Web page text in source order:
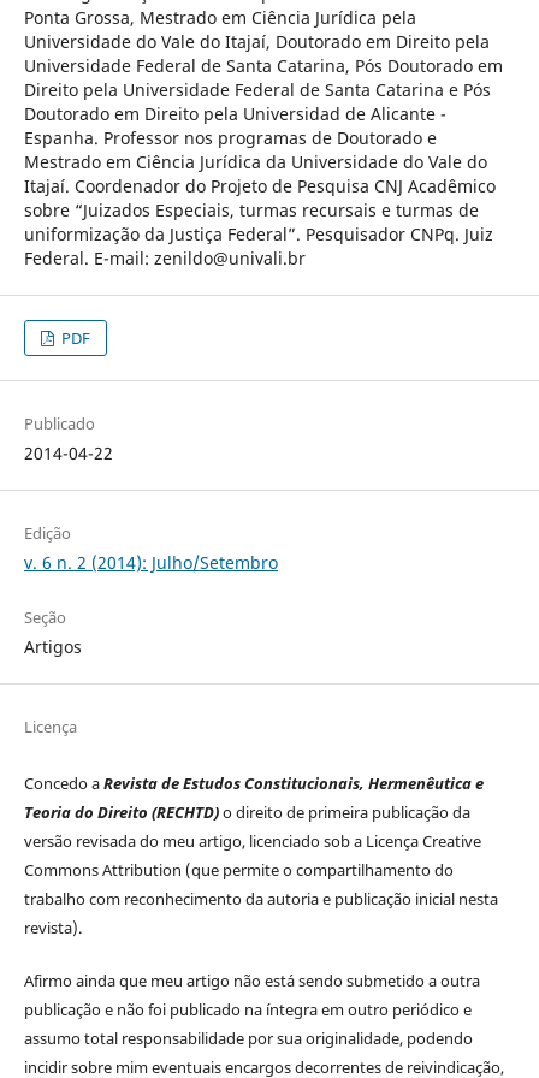
Ponta Grossa, Mestrado em Ciência Jurídica pela
Universidade do Vale do Itajaí, Doutorado em Direito pela
Universidade Federal de Santa Catarina, Pós Doutorado em
Direito pela Universidade Federal de Santa Catarina e Pós
Doutorado em Direito pela Universidad de Alicante -
Espanha. Professor nos programas de Doutorado e
Mestrado em Ciência Jurídica da Universidade do Vale do
Itajaí. Coordenador do Projeto de Pesquisa CNJ Acadêmico
sobre “Juizados Especiais, turmas recursais e turmas de
uniformização da Justiça Federal”. Pesquisador CNPq. Juiz
Federal. E-mail: zenildo@univali.br
PDF
Publicado
2014-04-22
Edição
v. 6 n. 2 (2014): Julho/Setembro
Seção
Artigos
Licença
Concedo aRevista de Estudos Constitucionais, Hermenêutica e
Teoria do Direito (RECHTD)o direito de primeira publicação da
versão revisada do meu artigo, licenciado sob a Licença Creative
Commons Attribution (que permite o compartilhamento do
trabalho com reconhecimento da autoria e publicação inicial nesta
revista).
Afirmo ainda que meu artigo não está sendo submetido a outra
publicação e não foi publicado na íntegra em outro periódico e
assumo total responsabilidade por sua originalidade, podendo
incidir sobre mim eventuais encargos decorrentes de reivindicação,